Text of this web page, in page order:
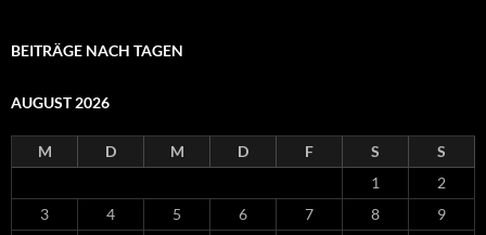
BEITRÄGE NACH TAGEN
AUGUST 2026
M D M D F S
S
1
2
3
4 5 6 7 8
9